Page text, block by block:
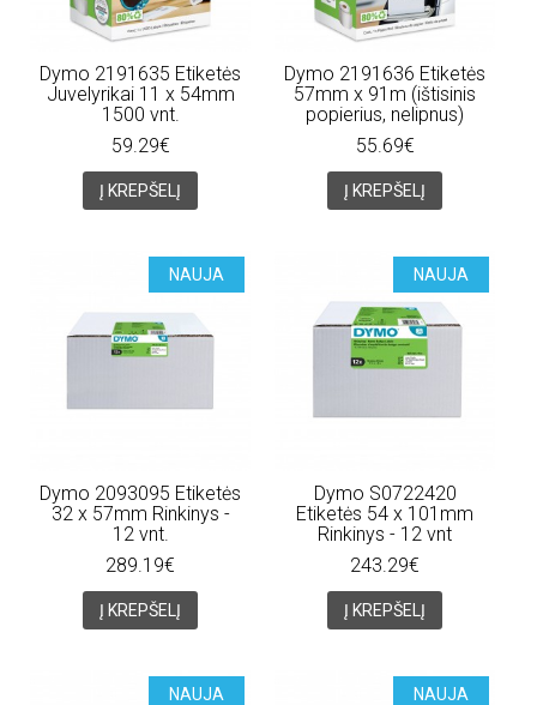
Dymo 2191635 Etiketės
Juvelyrikai 11 x 54mm
1500 vnt.
59.29€
Į KREPŠELĮ
Dymo 2191636 Etiketės
57mm x 91m (ištisinis
popierius, nelipnus)
55.69€
Į KREPŠELĮ
NAUJA
Dymo 2093095 Etiketės
32 x 57mm Rinkinys -
12 vnt.
289.19€
Į KREPŠELĮ
NAUJA
Dymo S0722420
Etiketės 54 x 101mm
Rinkinys - 12 vnt
243.29€
Į KREPŠELĮ
NAUJA NAUJA